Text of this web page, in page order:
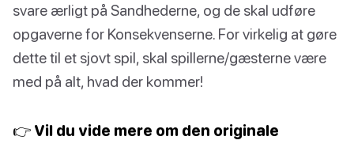
svare ærligt på Sandhederne, og de skal udføre
opgaverne for Konsekvenserne. For virkelig at gøre
dette til et sjovt spil, skal spillerne/gæsterne være
med på alt, hvad der kommer!
👉 Vil du vide mere om den originale